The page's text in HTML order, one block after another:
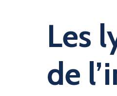
Les
de